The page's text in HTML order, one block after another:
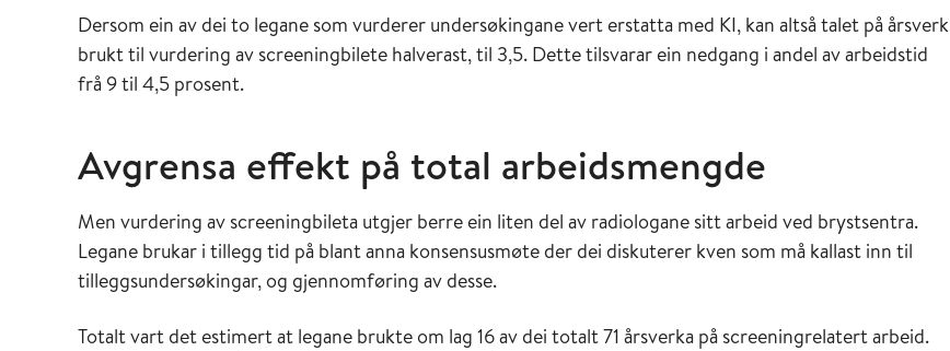
Dersom ein av dei to legane som vurderer undersøkingane vert erstatta med KI, kan altså talet på årsverk
brukt til vurdering av screeningbilete halverast, til 3,5. Dette tilsvarar ein nedgang i andel av arbeidstid
frå 9 til 4,5 prosent.
Avgrensa effekt på total arbeidsmengde
Men vurdering av screeningbileta utgjer berre ein liten del av radiologane sitt arbeid ved brystsentra.
Legane brukar i tillegg tid på blant anna konsensusmøte der dei diskuterer kven som må kallast inn til
tilleggsundersøkingar, og gjennomføring av desse.
Totalt vart det estimert at legane brukte om lag 16 av dei totalt 71 årsverka på screeningrelatert arbeid.